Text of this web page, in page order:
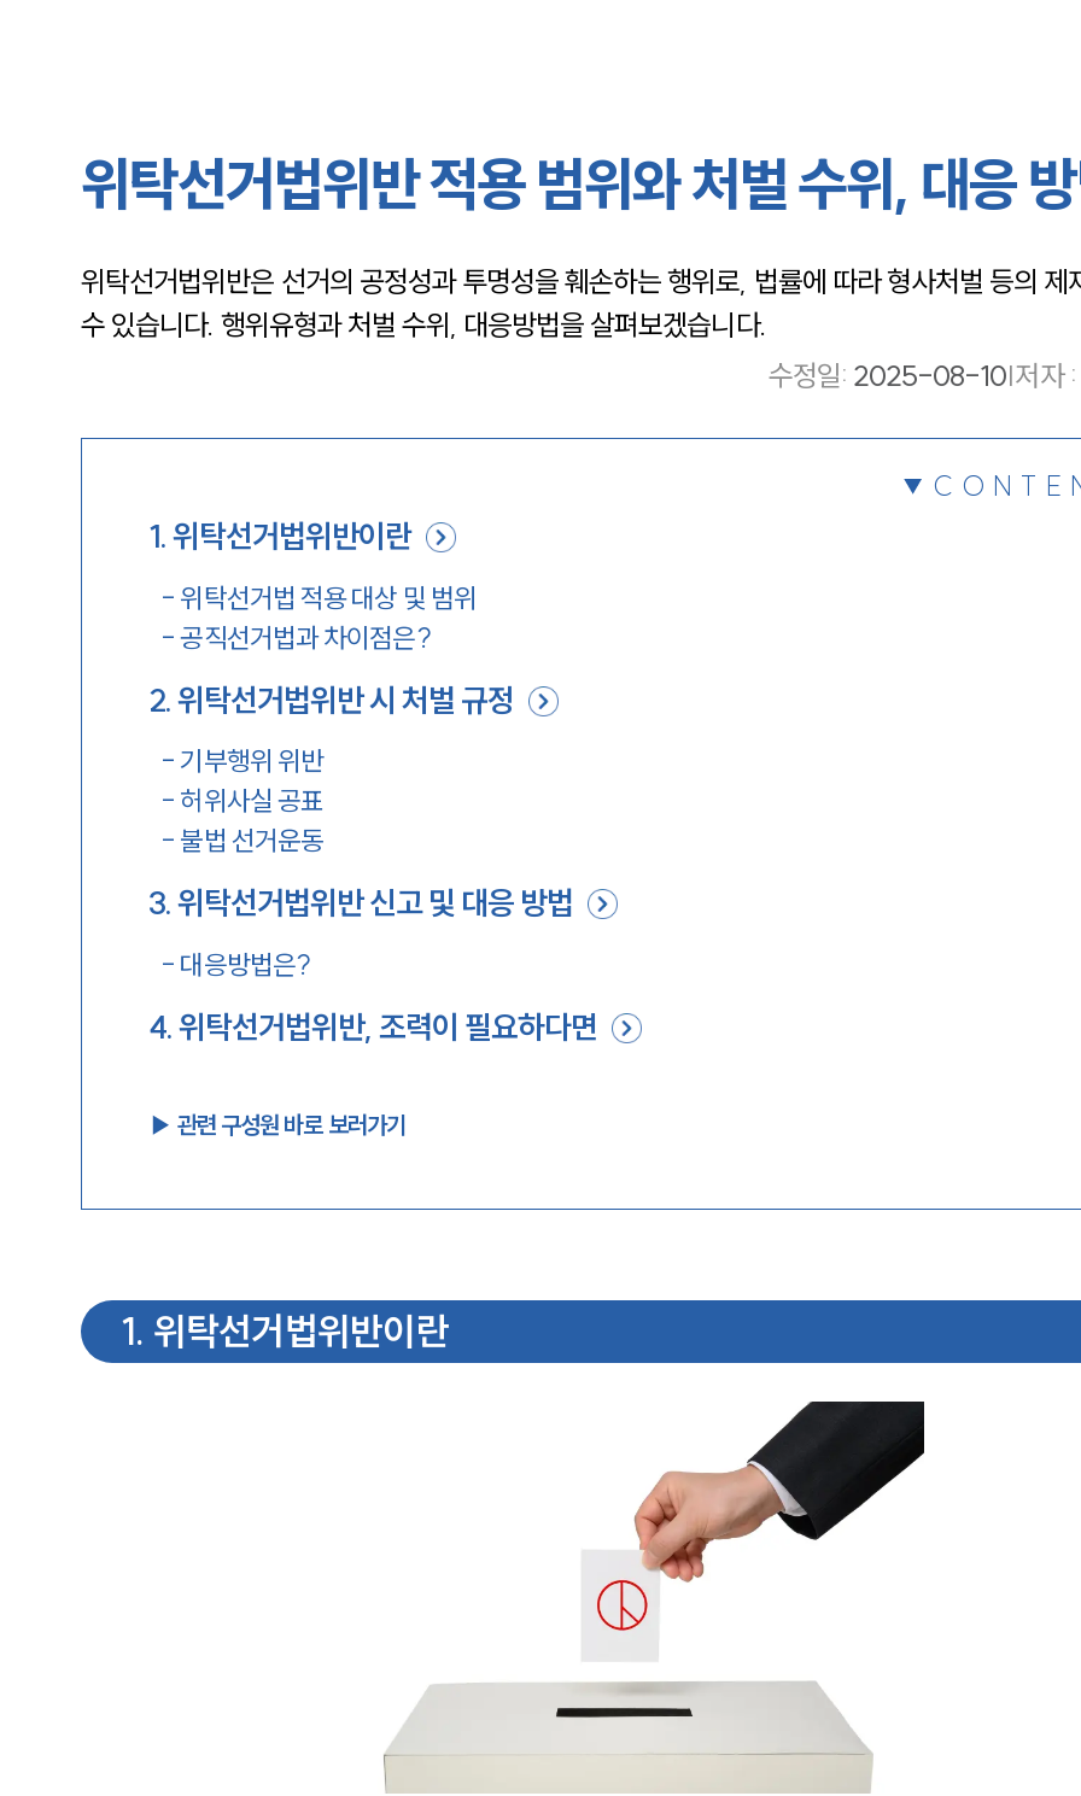
위탁선거법위반 적용 범위와 처벌 수위, 대응
위탁선거법위반은 선거의 공정성과 투명성을 훼손하는 행위로, 법률에 따라 형사처벌 등의 제
수 있습니다. 행위유형과 처벌 수위, 대응방법을 살펴보겠습니다.
수정일: 2025-08-10|저자 :
1.위탁선거법위반이란
- 위탁선거법 적용 대상 및 범위
-공직선거법과 차이점은?
2.위탁선거법위반 시 처벌 규정
- 기부행위 위반
- 허위사실 공표
- 불법 선거운동
3.위탁선거법위반 신고 및 대응 방법
- 대응방법은?
4.위탁선거법위반, 조력이 필요하다면
▶︎ 관련 구성원 바로 보러가기
1. 위탁선거법위반이란